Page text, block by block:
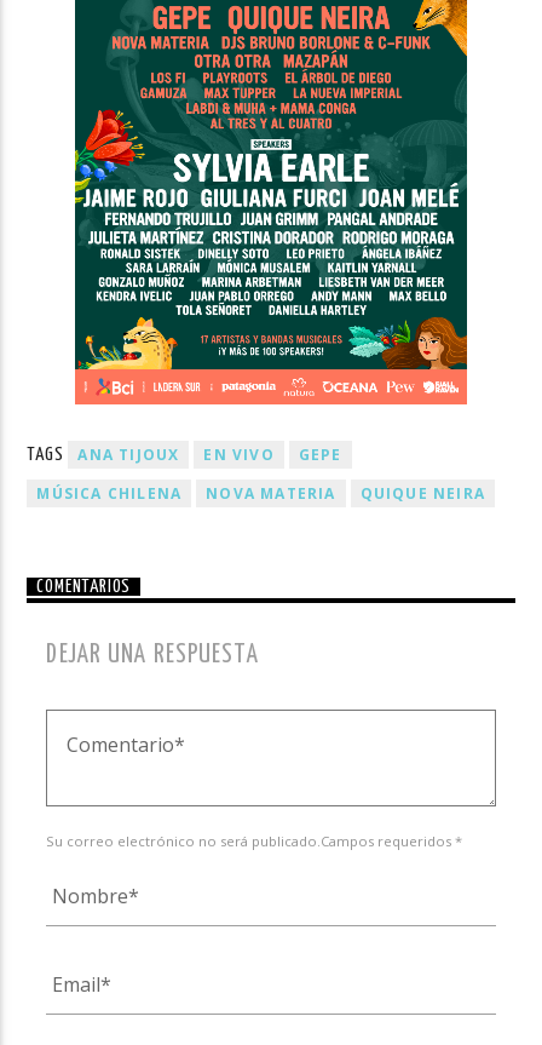
TAGS ANA TIJOUX EN VIVO
GEPE
MÚSICA CHILENA
NOVA MATERIA QUIQUE NEIRA
COMENTARIOS
DEJAR UNA RESPUESTA
Su correo electrónico no será publicado.Campos requeridos *